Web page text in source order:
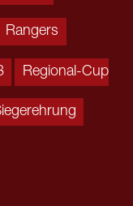
Rangers
Regional-Cup